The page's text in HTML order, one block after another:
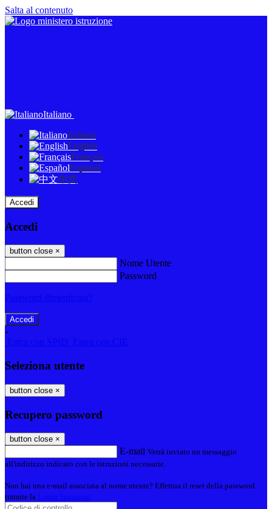
Salta al contenuto
Italiano
Italiano
English
Français
Español
中文
Accedi
Accedi
button close ×
Nome Utente
Password
-
Seleziona utente
button close ×
Recupero password
button close ×
E-mail Verrà inviato un messaggio
all'indirizzo indicato con le istruzioni necessarie.
Non hai una e-mail associata al nome utente? Effettua il reset della password
tramite la